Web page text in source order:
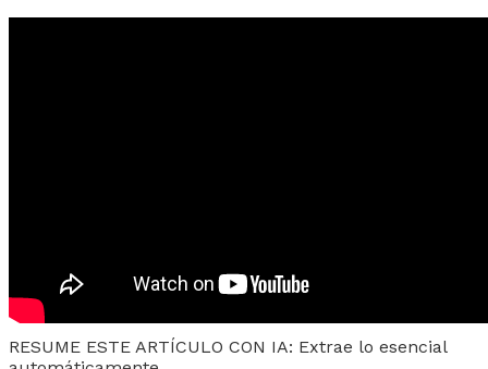
RESUME ESTE ARTÍCULO CON IA: Extrae lo esencial